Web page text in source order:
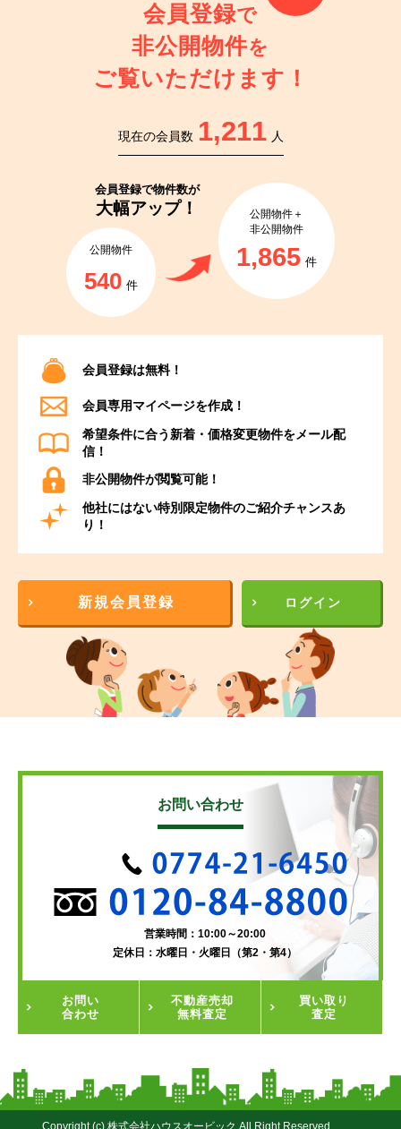
会員登録で
非公開物件を
ご覧いただけます！
現在の会員数 1,211 人
会員登録で物件数が
大幅アップ！
公開物件
540 件
公開物件＋
非公開物件
1,865 件
会員登録は無料！
会員専用マイページを作成！
希望条件に合う新着・価格変更物件をメール配
信！
非公開物件が閲覧可能！
他社にはない特別限定物件のご紹介チャンスあ
り！
新規会員登録 ログイン
お問い合わせ
営業時間：10:00～20:00
定休日：水曜日・火曜日（第2・第4）
お問い
合わせ
不動産売却
無料査定
買い取り
査定
Copyright (c) 株式会社ハウスオービック All Right Reserved.